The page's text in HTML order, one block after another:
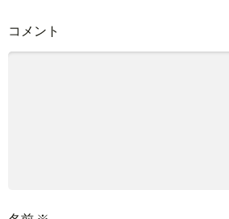
コメント